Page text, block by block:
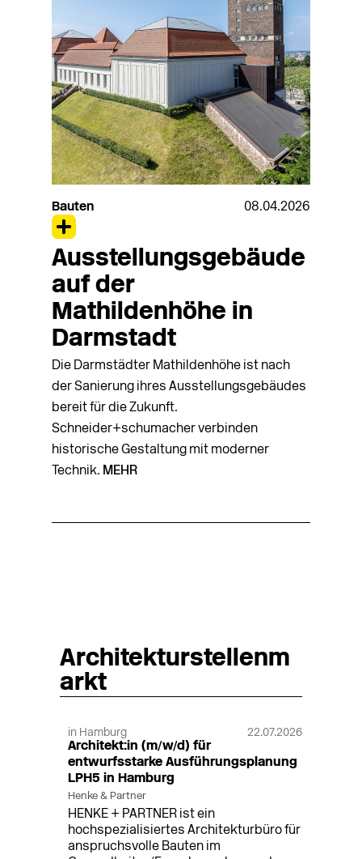
Bauten 08.04.2026
Ausstellungsgebäude
auf der
Mathildenhöhe in
Darmstadt
Die Darmstädter Mathildenhöhe ist nach
der Sanierung ihres Ausstellungsgebäudes
bereit für die Zukunft.
Schneider+schumacher verbinden
historische Gestaltung mit moderner
Technik. MEHR
Architekturstellenm
arkt
in Hamburg 22.07.2026
Architekt:in (m/w/d) für
entwurfsstarke Ausführungsplanung
LPH5 in Hamburg
Henke & Partner
HENKE + PARTNER ist ein
hochspezialisiertes Architekturbüro für
anspruchsvolle Bauten im